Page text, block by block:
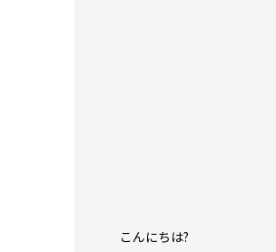
こんにちは?